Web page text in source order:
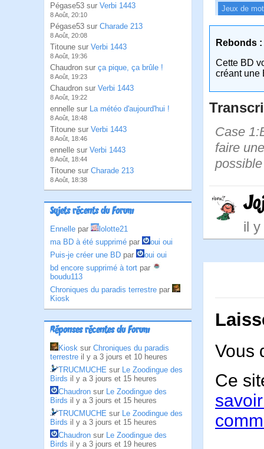
Pégase53 sur Verbi 1443
8 Août, 20:10
Pégase53 sur Charade 213
8 Août, 20:08
Titoune sur Verbi 1443
8 Août, 19:36
Chaudron sur ça pique, ça brûle !
8 Août, 19:23
Chaudron sur Verbi 1443
8 Août, 19:22
ennelle sur La météo d'aujourd'hui !
8 Août, 18:48
Titoune sur Verbi 1443
8 Août, 18:46
ennelle sur Verbi 1443
8 Août, 18:44
Titoune sur Charade 213
8 Août, 18:38
Sujets récents du Forum
Ennelle par
lolotte21
ma BD à été supprimé par
oui oui
Puis-je créer une BD par
oui oui
bd encore supprimé à tort par
boudu113
Chroniques du paradis terrestre par
Kiosk
Réponses récentes du Forum
Kiosk sur Chroniques du paradis
terrestre il y a 3 jours et 10 heures
TRUCMUCHE sur Le Zoodingue des
Birds il y a 3 jours et 15 heures
Chaudron sur Le Zoodingue des
Birds il y a 3 jours et 15 heures
TRUCMUCHE sur Le Zoodingue des
Birds il y a 3 jours et 15 heures
Chaudron sur Le Zoodingue des
Birds il y a 3 jours et 19 heures
Jeux de
Rebonds :
Cette BD
créant une
Case
faire
il
Vous
Ce